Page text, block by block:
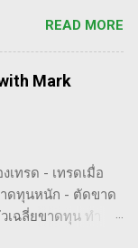
ทรด . - วิธีการที่
ะทำซ้ำได้ตลอด
ทธ์ที่ชัดเจนในการ
วยให้คุณไม่หลงลืม
ม่รีบร้อนถือเป็น
วามอดทนช่วยให้
ของตลาดและรอ
มูลที่เขาเขียนถึง "
" ซึีงผมตีความว่ามัน
อง Market Maker "
น่าสนใจ เลย
แม้ว่าภาษาของแกจะ
าพยายามสื่อ แต่ก็
นึ่งครับ ใครที่ภาษา
บได้ที่ลิ้งค์นี้นะ
READ MORE
Mark
เทรด - เทรดเมื่อ
าดทุนหนัก - ตัดขาด
เฉลี่ยขาดทุน ทำ